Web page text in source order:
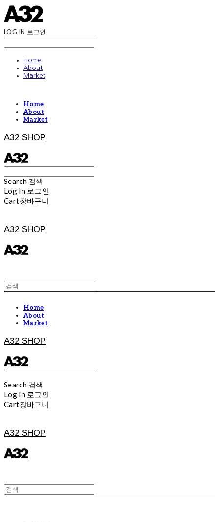
LOG IN 로그인
Home
About
Market
Home
About
Market
A32 SHOP
Search 검색
Log In 로그인
Cart장바구니
A32 SHOP
Home
About
Market
A32 SHOP
Search 검색
Log In 로그인
Cart장바구니
A32 SHOP